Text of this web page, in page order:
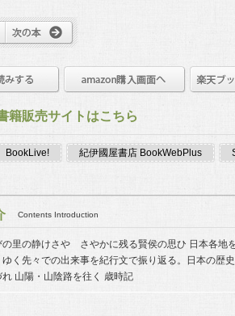
籍販売サイトはこちら
BookLive! 紀伊國屋書店 BookWebPlus
Contents Introduction
の里の静けさや さやかに残る賢侯の思ひ 日本各地
く先々での出来事を紀行文で振り返る。日本の歴
山陽・山陰路を往く 歳時記